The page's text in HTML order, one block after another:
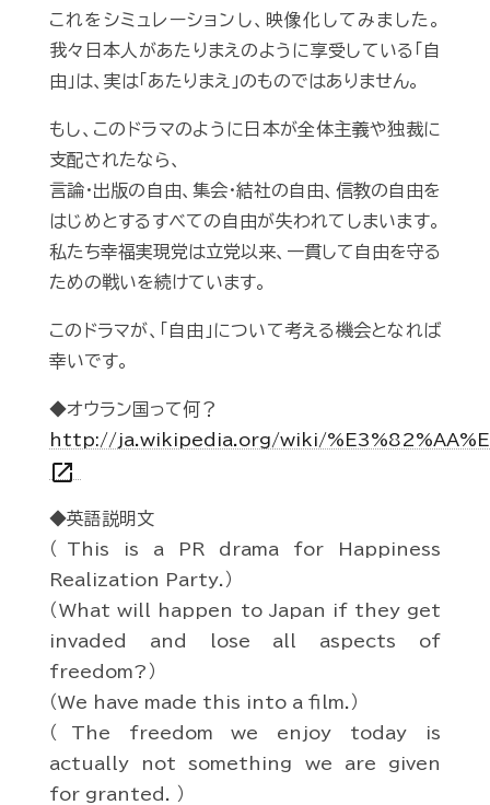
これをシミュレーションし、映像化してみました。
我々日本人があたりまえのように享受している「自
由」は、実は「あたりまえ」のものではありません。
もし、このドラマのように日本が全体主義や独裁に
支配されたなら、
言論・出版の自由、集会・結社の自由、信教の自由を
はじめとするすべての自由が失われてしまいます。
私たち幸福実現党は立党以来、一貫して自由を守る
ための戦いを続けています。
このドラマが、「自由」について考える機会となれば
幸いです。
◆オウラン国って何？
http://ja.wikipedia.org/wiki/
open_in_new
◆英語説明文
（This is a PR drama for Happiness
Realization Party.）
（What will happen to Japan if they get
invaded and lose all aspects of
freedom?）
（We have made this into a film.）
（The freedom we enjoy today is
actually not something we are given
for granted. ）